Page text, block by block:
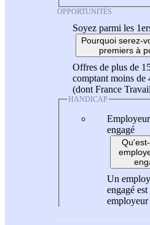
OPPORTUNITÉS
Soyez parmi les
Pourquoi serez-
premiers à
Offres de plus de
comptant moins de
(dont France
HANDICAP
engagé
Un
engagé